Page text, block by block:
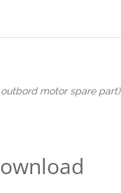
motor spare part)